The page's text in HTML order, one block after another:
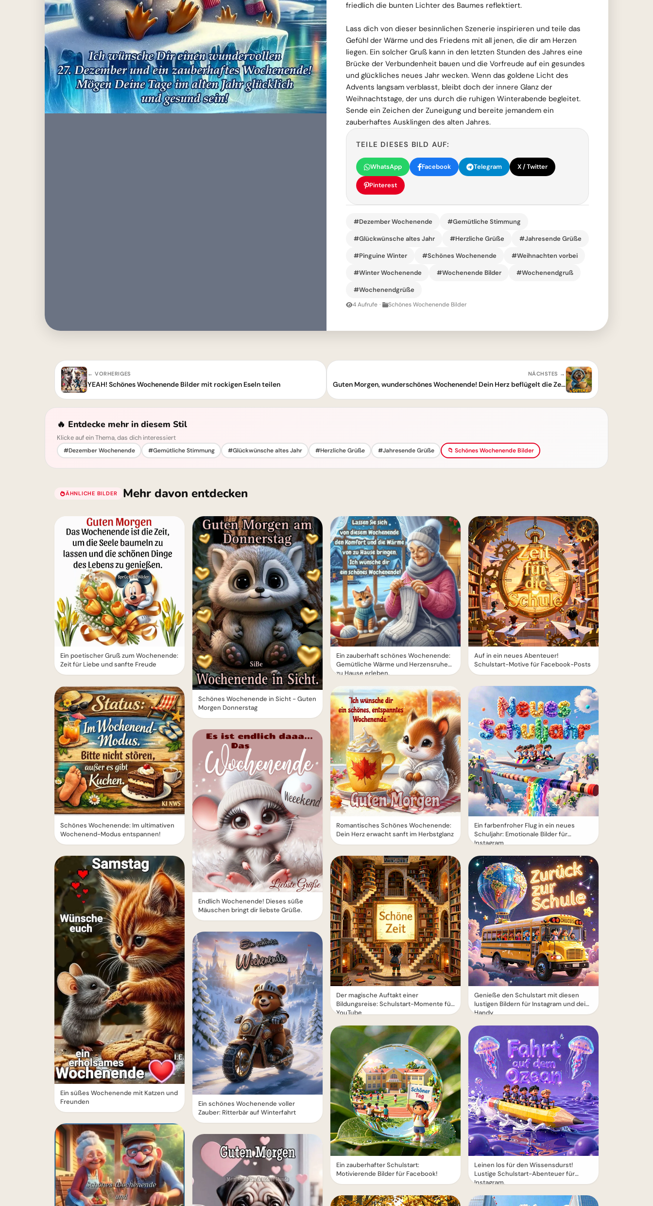
friedlich die bunten Lichter des Baumes reflektiert.
Lass dich von dieser besinnlichen Szenerie inspirieren und teile das
Gefühl der Wärme und des Friedens mit all jenen, die dir am Herzen
liegen. Ein solcher Gruß kann in den letzten Stunden des Jahres eine
Brücke der Verbundenheit bauen und die Vorfreude auf ein gesundes
und glückliches neues Jahr wecken. Wenn das goldene Licht des
Advents langsam verblasst, bleibt doch der innere Glanz der
Weihnachtstage, der uns durch die ruhigen Winterabende begleitet.
Sende ein Zeichen der Zuneigung und bereite jemandem ein
zauberhaftes Ausklingen des alten Jahres.
TEILE DIESES BILD AUF:
WhatsApp Facebook Telegram X / Twitter
Pinterest
#Dezember Wochenende #Gemütliche Stimmung
#Glückwünsche altes Jahr #Herzliche Grüße #Jahresende Grüße
#Pinguine Winter #Schönes Wochenende #Weihnachten vorbei
#Winter Wochenende #Wochenende Bilder #Wochenendgruß
#Wochenendgrüße
4 Aufrufe · Schönes Wochenende Bilder
← VORHERIGES
YEAH! Schönes Wochenende Bilder mit rockigen Eseln teilen
NÄCHSTES →
Guten Morgen, wunderschönes Wochenende! Dein Herz beflügelt die Zeit
🔥 Entdecke mehr in diesem Stil
Klicke auf ein Thema, das dich interessiert
#Dezember Wochenende #Gemütliche Stimmung #Glückwünsche altes Jahr #Herzliche Grüße #Jahresende Grüße 📁 Schönes Wochenende Bilder
ÄHNLICHE BILDER Mehr davon entdecken
Ein poetischer Gruß zum Wochenende:
Zeit für Liebe und sanfte Freude
Schönes Wochenende: Im ultimativen
Wochenend-Modus entspannen!
Ein süßes Wochenende mit Katzen und
Freunden
Schönes Wochenende in Sicht - Guten
Morgen Donnerstag
Endlich Wochenende! Dieses süße
Mäuschen bringt dir liebste Grüße.
Ein schönes Wochenende voller
Zauber: Ritterbär auf Winterfahrt
Ein zauberhaft schönes Wochenende:
Gemütliche Wärme und Herzensruhe
zu Hause erleben.
Romantisches Schönes Wochenende:
Dein Herz erwacht sanft im Herbstglanz
Der magische Auftakt einer
Bildungsreise: Schulstart-Momente für
YouTube
Ein zauberhafter Schulstart:
Motivierende Bilder für Facebook!
Auf in ein neues Abenteuer!
Schulstart-Motive für Facebook-Posts
Ein farbenfroher Flug in ein neues
Schuljahr: Emotionale Bilder für
Instagram
Genieße den Schulstart mit diesen
lustigen Bildern für Instagram und dein
Handy
Leinen los für den Wissensdurst!
Lustige Schulstart-Abenteuer für
Instagram.